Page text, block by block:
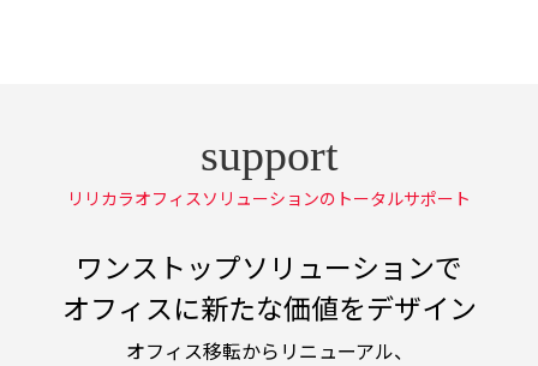
リリカラオフィスソリューションのトータルサポート
ワンストップソリューションで
オフィスに新たな価値をデザイン
オフィス移転からリニューアル、